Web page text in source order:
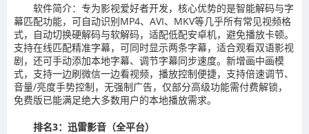
软件简介：专为影视爱好者开发，核心优势的是智能解码与字
幕匹配功能，可自动识别MP4、AVI、MKV等几乎所有常见视频格
式，自动切换硬解码与软解码，适配低配安卓机，避免播放卡顿。
支持在线匹配精准字幕，可同时显示两条字幕，适合观看双语影视
剧，还可手动添加本地字幕、调节字幕同步速度。新增画中画模
式，支持一边刷微信一边看视频，播放控制便捷，支持倍速调节、
音量/亮度手势控制，无强制广告，仅部分高级功能需付费解锁，
免费版已能满足绝大多数用户的本地播放需求。
排名3：迅雷影音（全平台）